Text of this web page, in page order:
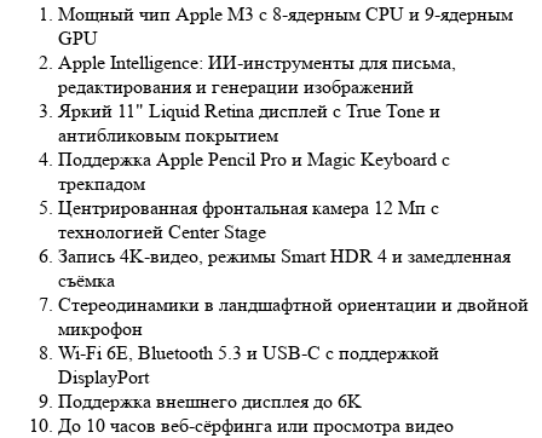
Мощный чип Apple M3 с 8‑ядерным CPU и 9‑ядерным
GPU
Apple Intelligence: ИИ-инструменты для письма,
редактирования и генерации изображений
Яркий 11" Liquid Retina дисплей с True Tone и
антибликовым покрытием
Поддержка Apple Pencil Pro и Magic Keyboard с
трекпадом
Центрированная фронтальная камера 12 Мп с
технологией Center Stage
Запись 4K‑видео, режимы Smart HDR 4 и замедленная
съёмка
Стереодинамики в ландшафтной ориентации и двойной
микрофон
Wi‑Fi 6E, Bluetooth 5.3 и USB-C с поддержкой
DisplayPort
Поддержка внешнего дисплея до 6K
До 10 часов веб-сёрфинга или просмотра видео